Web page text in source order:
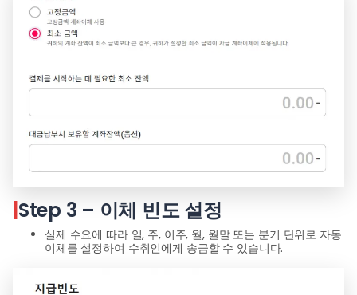
|Step 3 – 이체 빈도 설정
실제 수요에 따라 일, 주, 이주, 월, 월말 또는 분기 단위로 자동
이체를 설정하여 수취인에게 송금할 수 있습니다.